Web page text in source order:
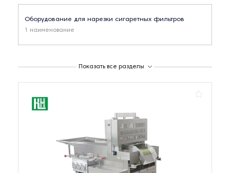
Оборудование для нарезки сигаретных фильтров
1 наименование
Фасовочно-упаковочные линии для сигарет
Показать все разделы